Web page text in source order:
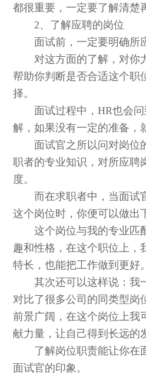
都很重要，一定要了解清楚
2、了解应聘的岗位
面试前，一定要明确所应
对这方面的了解，对你
帮助你判断是否合适这个职
择。
面试过程中，HR也会问
解，如果没有一定的准备，
面试官之所以问对岗位
职者的专业知识，对所应聘
度。
而在求职者中，当面试
这个岗位时，你便可以做出
这个岗位与我的专业匹
趣和性格，在这个职位上，
特长，也能把工作做到更好。
其次还可以这样说：我
对比了很多公司的同类型岗
前景广阔，在这个岗位上我
献力量，让自己得到长远的
了解岗位职责能让你在
面试官的印象。